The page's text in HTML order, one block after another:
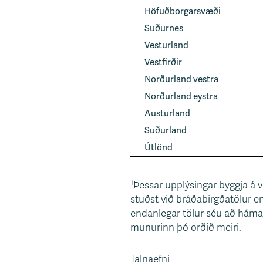
Höfuðborgarsvæði
Suðurnes
Vesturland
Vestfirðir
Norðurland vestra
Norðurland eystra
Austurland
Suðurland
Útlönd
¹Þessar upplýsingar byggja
stuðst við bráðabirgðatölur
endanlegar tölur séu að
munurinn þó orðið meiri.
Talnaefni